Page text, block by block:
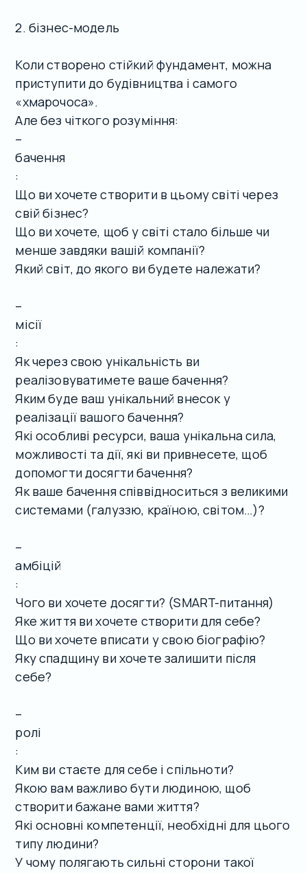
2. бізнес-модель
Коли створено стійкий фундамент, можна
приступити до будівництва і самого
«хмарочоса».
Але без чіткого розуміння:
–
бачення
:
Що ви хочете створити в цьому світі через
свій бізнес?
Що ви хочете, щоб у світі стало більше чи
менше завдяки вашій компанії?
Який світ, до якого ви будете належати?
–
місії
:
Як через свою унікальність ви
реалізовуватимете ваше бачення?
Яким буде ваш унікальний внесок у
реалізації вашого бачення?
Які особливі ресурси, ваша унікальна сила,
можливості та дії, які ви привнесете, щоб
допомогти досягти бачення?
Як ваше бачення співвідноситься з великими
системами (галуззю, країною, світом…)?
–
амбіцій
:
Чого ви хочете досягти? (SMART-питання)
Яке життя ви хочете створити для себе?
Що ви хочете вписати у свою біографію?
Яку спадщину ви хочете залишити після
себе?
–
ролі
:
Ким ви стаєте для себе і спільноти?
Якою вам важливо бути людиною, щоб
створити бажане вами життя?
Які основні компетенції, необхідні для цього
типу людини?
У чому полягають сильні сторони такої